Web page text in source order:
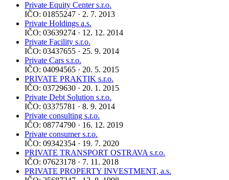
Private Equity Center s.r.o.
IČO: 01855247 · 2. 7. 2013
Private Holdings a.s.
IČO: 03639274 · 12. 12. 2014
Private Facility s.r.o.
IČO: 03437655 · 25. 9. 2014
Private Cars s.r.o.
IČO: 04094565 · 20. 5. 2015
PRIVATE PRAKTIK s.r.o.
IČO: 03729630 · 20. 1. 2015
Private Debt Solution s.r.o.
IČO: 03375781 · 8. 9. 2014
Private consulting s.r.o.
IČO: 08774790 · 16. 12. 2019
Private consumer s.r.o.
IČO: 09342354 · 19. 7. 2020
PRIVATE TRANSPORT OSTRAVA s.r.o.
IČO: 07623178 · 7. 11. 2018
PRIVATE PROPERTY INVESTMENT, a.s.